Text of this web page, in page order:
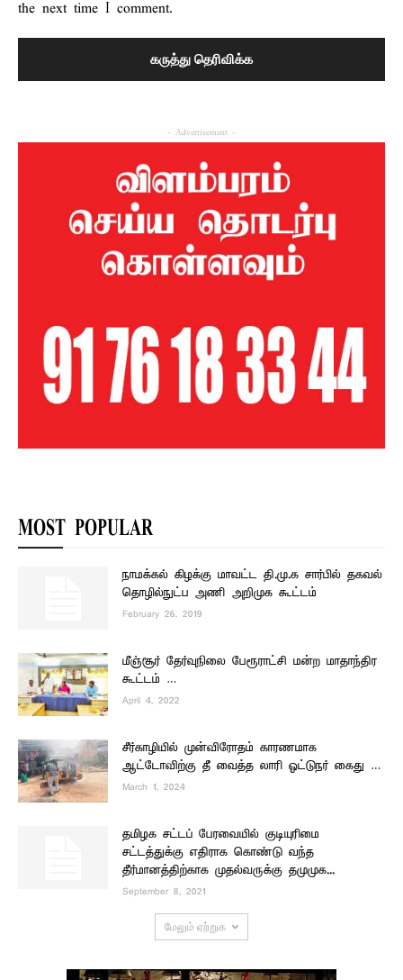
the next time I comment.
- Advertisement -
MOST POPULAR
நாமக்கல் கிழக்கு மாவட்ட தி.மு.க சார்பில் தகவல்
தொழில்நுட்ப அணி அறிமுக கூட்டம்
February 26, 2019
மீஞ்சூர் தேர்வுநிலை பேரூராட்சி மன்ற மாதாந்திர
கூட்டம் …
April 4, 2022
சீர்காழியில் முன்விரோதம் காரணமாக
ஆட்டோவிற்கு தீ வைத்த லாரி ஓட்டுநர் கைது …
March 1, 2024
தமிழக சட்டப் பேரவையில் குடியுரிமை
சட்டத்துக்கு எதிராக கொண்டு வந்த
தீர்மானத்திற்காக முதல்வருக்கு தமுமுக...
September 8, 2021
மேலும் ஏற்றுக